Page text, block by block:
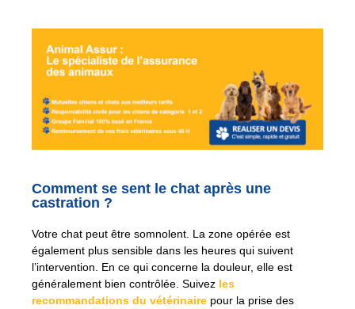
Comment se sent le chat après une
castration ?
Votre chat peut être somnolent. La zone opérée est
également plus sensible dans les heures qui suivent
l’intervention. En ce qui concerne la douleur, elle est
généralement bien contrôlée. Suivez les
recommandations du vétérinaire pour la prise des